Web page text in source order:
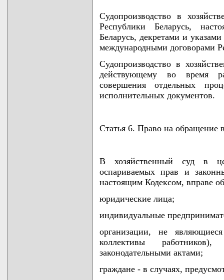
Судопроизводство в
Республики Беларусь,
Беларусь, декретами и
международными договорами
Судопроизводство в
действующему во время
совершения отдельных
исполнительных документов.
Статья 6. Право на обращение
В хозяйственный суд в
оспариваемых прав и
настоящим Кодексом, вправе
юридические лица;
индивидуальные
организации, не
коллективы
законодательными актами;
граждане - в случаях,